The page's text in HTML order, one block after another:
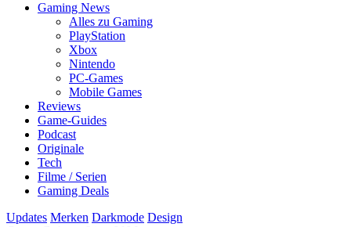
Gaming News
Alles zu Gaming
PlayStation
Xbox
Nintendo
PC-Games
Mobile Games
Reviews
Game-Guides
Podcast
Originale
Tech
Filme / Serien
Gaming Deals
Updates Merken Darkmode Design